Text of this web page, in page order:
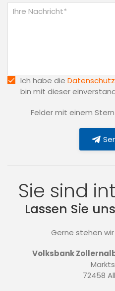
Ich habe die
bin mit dieser
Felder mit einem
Sie sind
Lassen Sie
Gerne stehen
Volksbank
72458